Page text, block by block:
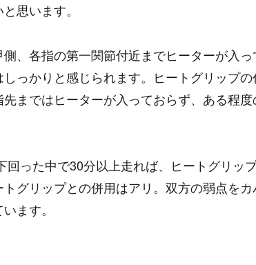
思います。
、各指の第一関節付近までヒーターが入
っかりと感じられます。ヒートグリップ
まではヒーターが入っておらず、ある程
った中で30分以上走れば、ヒートグリッ
グリップとの併用はアリ。双方の弱点を
ます。